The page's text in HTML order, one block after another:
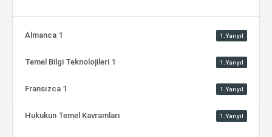
Almanca 1 1.Yarıyıl
Temel Bilgi Teknolojileri 1 1.Yarıyıl
Fransızca 1 1.Yarıyıl
Hukukun Temel Kavramları 1.Yarıyıl